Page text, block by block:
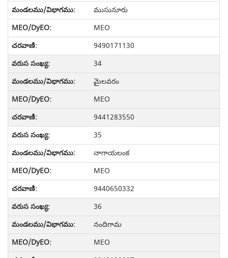
ముసునూరు
MEO
9490171130
34
మైలవరం
MEO
9441283550
35
నాగాయలంక
MEO
9440650332
36
నందిగామ
MEO